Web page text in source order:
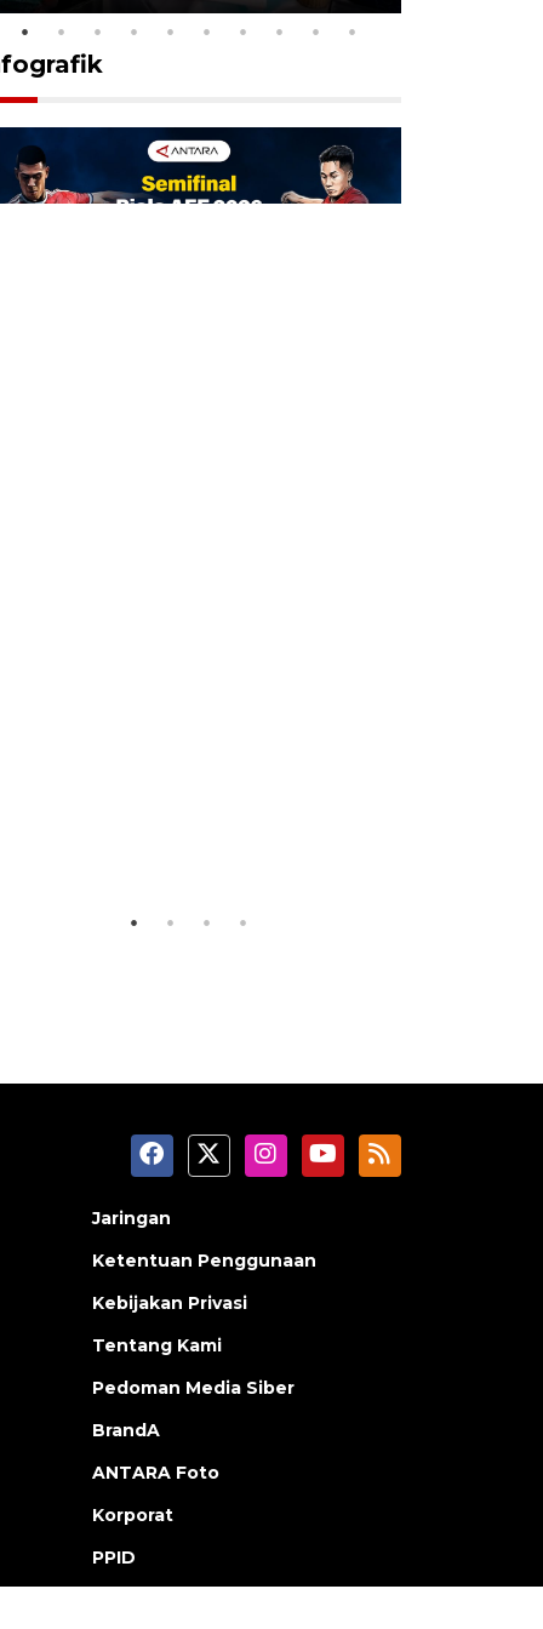
Jaringan
Ketentuan Penggunaan
Kebijakan Privasi
Tentang Kami
Pedoman Media Siber
BrandA
ANTARA Foto
Korporat
PPID